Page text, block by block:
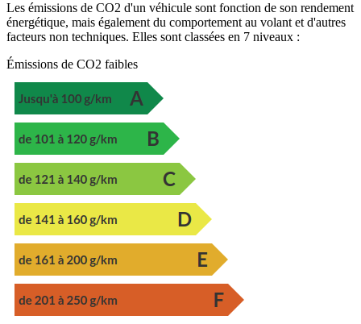
Les émissions de CO2 d'un véhicule sont fonction de son rendement
énergétique, mais également du comportement au volant et d'autres
facteurs non techniques. Elles sont classées en 7 niveaux :
Émissions de CO2 faibles